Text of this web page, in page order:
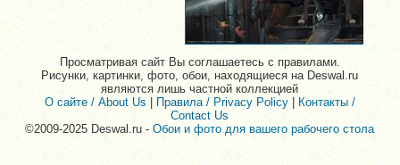
Просматривая сайт Вы соглашаетесь с правилами.
Рисунки, картинки, фото, обои, находящиеся на Deswal.ru
являются лишь частной коллекцией
О сайте / About Us
Правила / Privacy Policy
Контакты /
Contact Us
©2009-2025 Deswal.ru -Обои и фото для вашего рабочего стола